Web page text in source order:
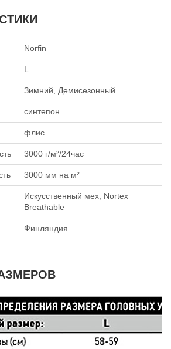
Norfin
L
Зимний, Демисезонный
синтепон
флис
3000 г/м²/24час
3000 мм на м²
Искусственный мех, Nortex
Breathable
Финляндия